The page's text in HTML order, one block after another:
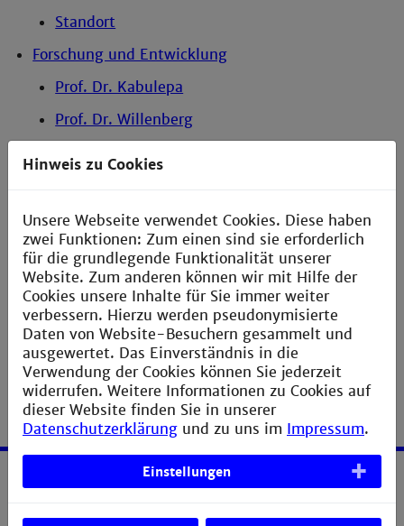
Standort
Forschung und Entwicklung
Prof. Dr. Kabulepa
Prof. Dr. Willenberg
Abgeschlossene Arbeiten
Zu vergebende Arbeiten
Login
Hinweis zu Cookies
Unsere Webseite verwendet Cookies. Diese haben
zwei Funktionen: Zum einen sind sie erforderlich
für die grundlegende Funktionalität unserer
Website. Zum anderen können wir mit Hilfe der
Cookies unsere Inhalte für Sie immer weiter
verbessern. Hierzu werden pseudonymisierte
Daten von Website-Besuchern gesammelt und
ausgewertet. Das Einverständnis in die
Verwendung der Cookies können Sie jederzeit
widerrufen. Weitere Informationen zu Cookies auf
dieser Website finden Sie in unserer
Datenschutzerklärung und zu uns im Impressum.
Einstellungen